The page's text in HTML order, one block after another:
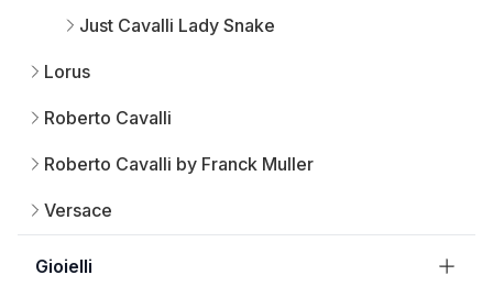
Just Cavalli Lady Snake
Lorus
Roberto Cavalli
Roberto Cavalli by Franck Muller
Versace
Gioielli